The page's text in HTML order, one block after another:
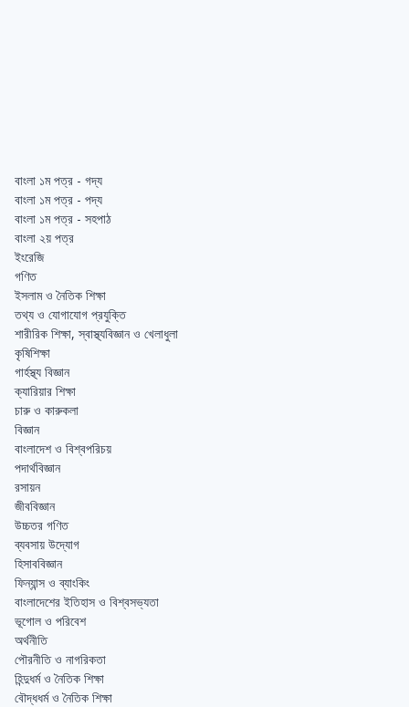
বাংলা ১ম পত্র - গদ্য
বাংলা ১ম পত্র - পদ্য
বাংলা ১ম পত্র - সহপাঠ
বাংলা ২য় পত্র
ইংরেজি
গণিত
ইসলাম ও নৈতিক শিক্ষা
তথ্য ও যোগাযোগ প্রযুক্তি
শারীরিক শিক্ষা, স্বাস্থ্যবিজ্ঞান ও খেলাধুলা
কৃষিশিক্ষা
গার্হস্থ্য বিজ্ঞান
ক্যারিয়ার শিক্ষা
চারু ও কারুকলা
বিজ্ঞান
বাংলাদেশ ও বিশ্বপরিচয়
পদার্থবিজ্ঞান
রসায়ন
জীববিজ্ঞান
উচ্চতর গণিত
ব্যবসায় উদ্যোগ
হিসাববিজ্ঞান
ফিন্যান্স ও ব্যাংকিং
বাংলাদেশের ইতিহাস ও বিশ্বসভ্যতা
ভূগোল ও পরিবেশ
অর্থনীতি
পৌরনীতি ও নাগরিকতা
হিন্দুধর্ম ও নৈতিক শিক্ষা
বৌদ্ধধর্ম ও নৈতিক শিক্ষা